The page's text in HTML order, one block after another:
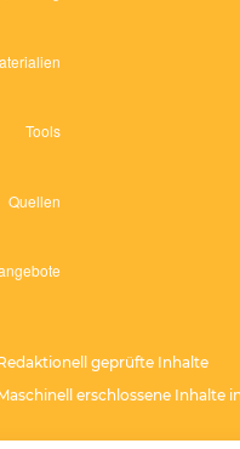
geprüfte Inhalte
erschlossene Inhalte